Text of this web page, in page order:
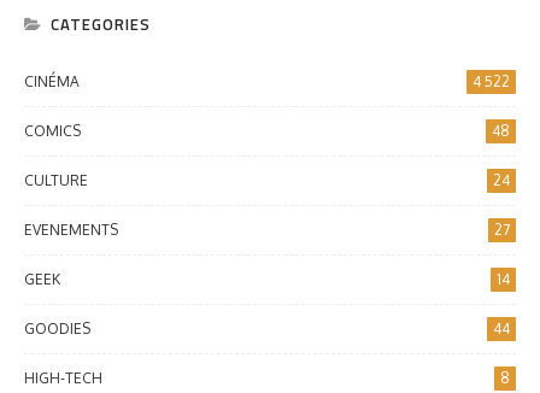
CATEGORIES
CINÉMA 4 522
COMICS 48
CULTURE 24
EVENEMENTS 27
GEEK 14
GOODIES 44
HIGH-TECH 8